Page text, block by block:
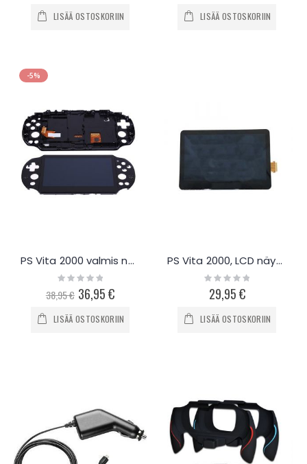
LISÄÄ OSTOSKORIIN LISÄÄ OSTOSKORIIN
-5%
PS Vita 2000 valmis näyttömoduuli
Rating:
38,95 € Special
Price
36,95 €
LISÄÄ OSTOSKORIIN
PS Vita 2000, LCD näyttö
Rating:
0%
29,95 €
LISÄÄ OSTOSKORIIN